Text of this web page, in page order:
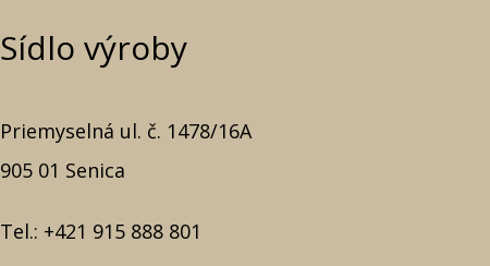
Sídlo výroby
Priemyselná ul. č. 1478/16A
905 01 Senica
Tel.: +421 915 888 801